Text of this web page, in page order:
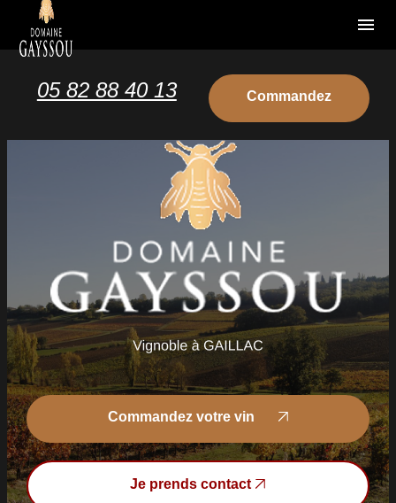
menu
05 82 88 40 13
Commandez
Commandez votre vin
Commandez votre vin
Je prends contact
Panneau de gestion des cookies